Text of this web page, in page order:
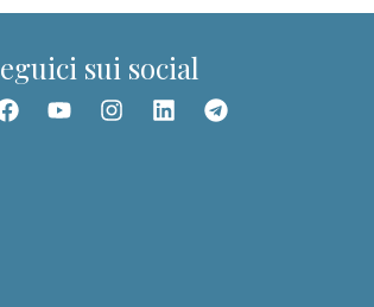
sui social
corso 🎥 Webinar